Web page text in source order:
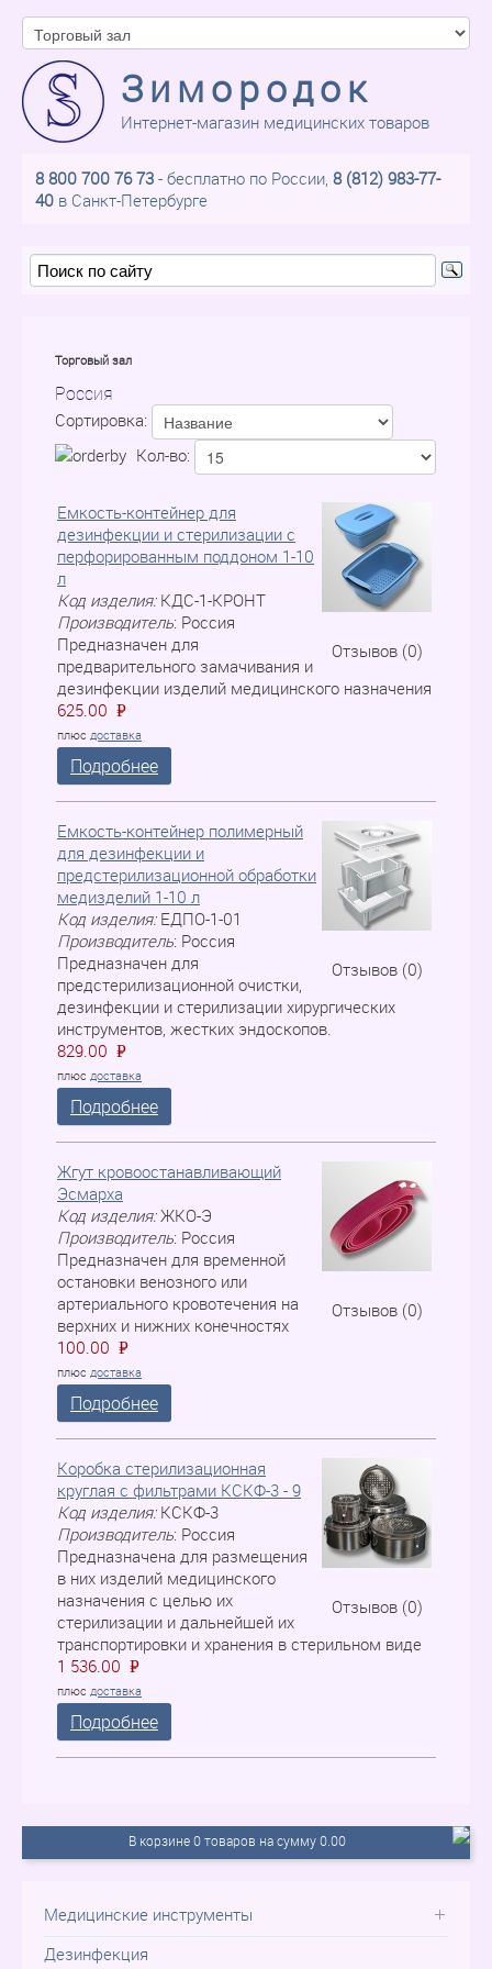
Зимородок
Интернет-магазин медицинских товаров
8 800 700 76 73 - бесплатно по России, 8 (812) 983-77-
40 в Санкт-Петербурге
Торговый зал
Россия
Сортировка:
Кол-во:
Отзывов (0)
Емкость-контейнер для
дезинфекции и стерилизации с
перфорированным поддоном 1-10
л
Код изделия: КДС-1-КРОНТ
Производитель: Россия
Предназначен для
предварительного замачивания и
дезинфекции изделий медицинского назначения
625.00
=
P
плюс доставка
Подробнее
Отзывов (0)
Емкость-контейнер полимерный
для дезинфекции и
предстерилизационной обработки
медизделий 1-10 л
Код изделия: ЕДПО-1-01
Производитель: Россия
Предназначен для
предстерилизационной очистки,
дезинфекции и стерилизации хирургических
инструментов, жестких эндоскопов.
829.00
=
P
плюс доставка
Подробнее
Отзывов (0)
Жгут кровоостанавливающий
Эсмарха
Код изделия: ЖКО-Э
Производитель: Россия
Предназначен для временной
остановки венозного или
артериального кровотечения на
верхних и нижних конечностях
100.00
=
P
плюс доставка
Подробнее
Отзывов (0)
Коробка стерилизационная
круглая с фильтрами КСКФ-3 - 9
Код изделия: КСКФ-3
Производитель: Россия
Предназначена для размещения
в них изделий медицинского
назначения с целью их
стерилизации и дальнейшей их
транспортировки и хранения в стерильном виде
1 536.00
=
P
плюс доставка
Подробнее
В корзине 0 товаров на сумму 0.00
Медицинские инструменты
Дезинфекция